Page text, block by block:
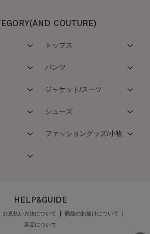
COUTURE)
トップス
パンツ
ジャケット/スーツ
シューズ
ファッショングッズ/小物
HELP&GUIDE
お支払い方法について
商品のお届けについて
返品について